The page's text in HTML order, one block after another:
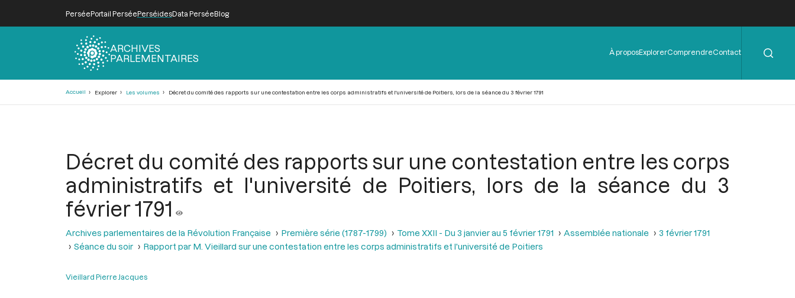
PerséePortail PerséePerséidesData PerséeBlog
ARCHIVES
PARLEMENTAIRES
Menu
de
À proposExplorerComprendreContact
Accueil Explorer Les volumes Décret du comité des rapports sur une contestation entre les corps administratifs et l'université de Poitiers, lors de la séance du 3 février 1791
Décret du comité des rapports sur une contestation entre les corps
administratifs et l'université de Poitiers, lors de la séance du 3
février 1791
Archives parlementaires de la Révolution Française Première série (1787-1799) Tome XXII - Du 3 janvier au 5 février 1791 Assemblée nationale
3 février 1791
Séance du soir
Rapport par M. Vieillard sur une contestation entre les corps administratifs et l'université de Poitiers
Vieillard Pierre Jacques